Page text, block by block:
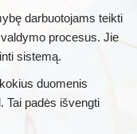
darbuotojams teikti
procesus. Jie
sistemą.
duomenis
Tai padės išvengti